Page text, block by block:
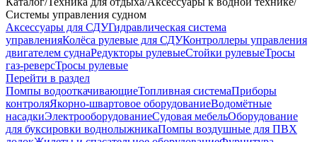
Системы управления судном
Аксессуары для СДУГидравлическая система
управленияКолёса рулевые для СДУКонтроллеры управления
двигателем суднаРедукторы рулевыеСтойки рулевыеТросы
газ-реверсТросы рулевые
Перейти в раздел
Помпы водооткачивающиеТопливная системаПриборы
контроляЯкорно-швартовое оборудованиеВодомётные
насадкиЭлектрооборудованиеСудовая мебельОборудование
для буксировки воднолыжникаПомпы воздушные для ПВХ